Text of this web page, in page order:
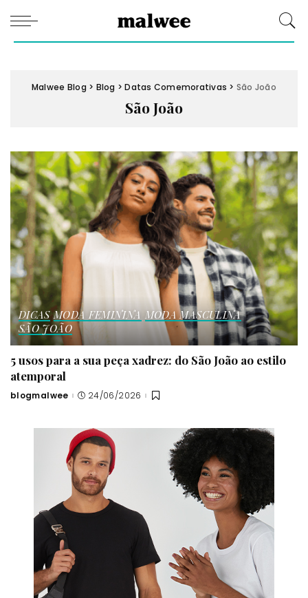
Malwee Blog > Blog >Datas Comemorativas > São João
São João
DICAS MODA FEMININA MODA MASCULINA
SÃO JOÃO
5 usos para a sua peça xadrez: do São João ao estilo
atemporal
Posted
blogmalwee 24/06/2026